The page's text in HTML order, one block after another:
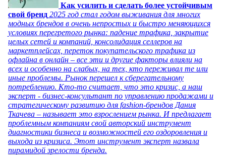
Как усилить и сделать более устойчивым
свой бренд 2025 год стал годом выживания для многих
модных брендов в очень непростых и быстро меняющихся
условиях перегретого рынка: падение трафика, закрытие
целых сетей и компаний, консолидация селлеров на
маркетплейсах, переток покупательского трафика из
офлайна в онлайн – все эти и другие факторы влияли на
всех и особенно на слабых, на тех, кто переживал те или
иные проблемы. Рынок перешел к сберегательному
потреблению. Кто-то считает, что это кризис, а наш
эксперт - бизнес-консультант по управлению продажами и
стратегическому развитию для fashion-брендов Дания
Ткачева – называет это взрослением рынка. И предлагает
проблемным компаниям свой авторский инструмент
диагностики бизнеса и возможностей его оздоровления и
выхода из кризиса. Этот инструмент эксперт назвала
пирамидой зрелости бренда.